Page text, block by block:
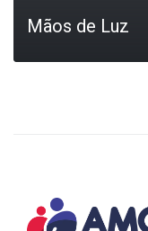
Mãos de Luz